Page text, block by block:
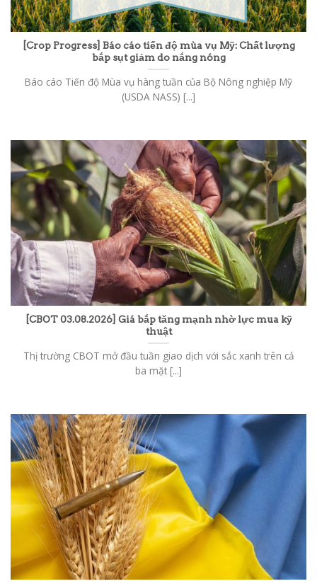
[Crop Progress] Báo cáo tiến độ mùa vụ Mỹ: Chất lượng
bắp sụt giảm do nắng nóng
Báo cáo Tiến độ Mùa vụ hàng tuần của Bộ Nông nghiệp Mỹ
(USDA NASS) [...]
[CBOT 03.08.2026] Giá bắp tăng mạnh nhờ lực mua kỹ
thuật
Thị trường CBOT mở đầu tuần giao dịch với sắc xanh trên cả
ba mặt [...]